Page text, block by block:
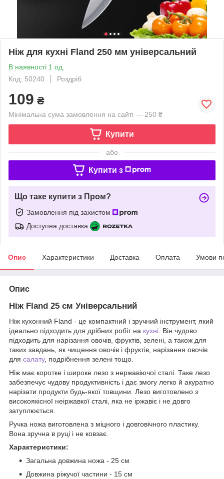
Ніж для кухні Fland 250 мм універсальний
В наявності 1 од.
Код: 50240
Роздріб
109 ₴
Мінімальна сума замовлення на сайті — 250 ₴
Купити
або
Купити з
Що таке купити з Пром?
Замовлення під захистом
Доступна доставка
Опис Характеристики Доставка Оплата Умови
Опис
Ніж Fland 25 см Універсальний
Ніж кухонний Fland - це компактний і зручний інструмент, який
ідеально підходить для дрібних робіт на кухні . Він чудово
підходить для нарізання овочів, фруктів, зелені, а також для
таких завдань, як чищення овочів і фруктів, нарізання овочів
для салату, подрібнення зелені тощо.
Ніж має коротке і широке лезо з нержавіючої сталі. Таке лезо
забезпечує чудову продуктивність і дає змогу легко й акуратно
нарізати продукти будь-якої товщини. Лезо виготовлено з
високоякісної неіржавкої сталі, яка не іржавіє і не довго
затуплюється.
Ручка ножа виготовлена з міцного і довговічного пластику.
Вона зручна в руці і не ковзає.
Характеристики:
Загальна довжина ножа - 25 см
Довжина ріжучої частини - 15 см